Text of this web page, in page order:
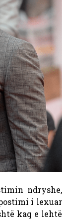
ndryshe,
i lexuar
kaq e lehtë